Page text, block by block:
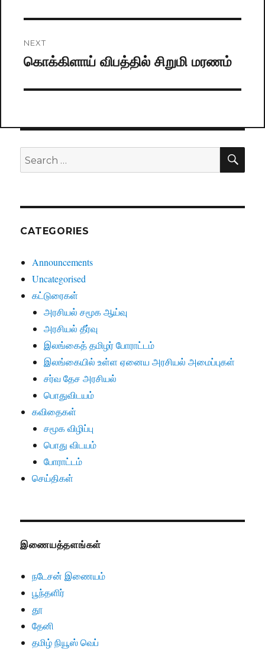
NEXT
Next
கொக்கிளாய் விபத்தில் சிறுமி மரணம்
Search
for:
CATEGORIES
Announcements
Uncategorised
கட்டுரைகள்
அரசியல் சமூக ஆய்வு
அரசியல் தீர்வு
இலங்கைத் தமிழர் போராட்டம்
இலங்கையில் உள்ள ஏனைய அரசியல் அமைப்புகள்
சர்வ தேச அரசியல்
பொதுவிடயம்
கவிதைகள்
சமூக விழிப்பு
பொது விடயம்
போராட்டம்
செய்திகள்
இணையத்தளங்கள்
நடேசன் இணையம்
பூந்தளிர்
தூ
தேனி
தமிழ் நியூஸ் வெப்